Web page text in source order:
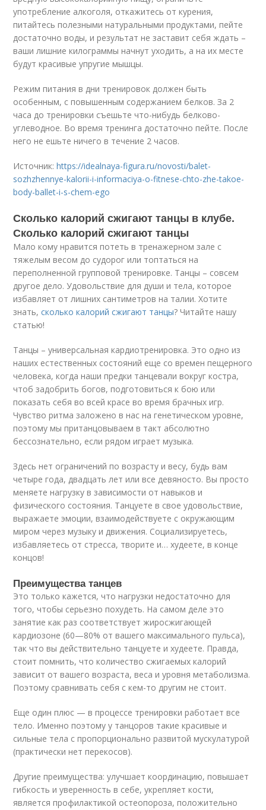
употребление алкоголя, откажитесь от курения,
питайтесь полезными натуральными продуктами, пейте
достаточно воды, и результат не заставит себя ждать –
ваши лишние килограммы начнут уходить, а на их месте
будут красивые упругие мышцы.
Режим питания в дни тренировок должен быть
особенным, с повышенным содержанием белков. За 2
часа до тренировки съешьте что-нибудь белково-
углеводное. Во время тренинга достаточно пейте. После
него не ешьте ничего в течение 2 часов.
Источник:https://idealnaya-figura.ru/novosti/balet-
sozhzhennye-kalorii-i-informaciya-o-fitnese-chto-zhe-takoe-
body-ballet-i-s-chem-ego
Сколько калорий сжигают танцы в клубе.
Сколько калорий сжигают танцы
Мало кому нравится потеть в тренажерном зале с
тяжелым весом до судорог или топтаться на
переполненной групповой тренировке. Танцы – совсем
другое дело. Удовольствие для души и тела, которое
избавляет от лишних сантиметров на талии. Хотите
знать,сколько калорий сжигают танцы? Читайте нашу
статью!
Танцы – универсальная кардиотренировка. Это одно из
наших естественных состояний еще со времен пещерного
человека, когда наши предки танцевали вокруг костра,
чтоб задобрить богов, подготовиться к бою или
показать себя во всей красе во время брачных игр.
Чувство ритма заложено в нас на генетическом уровне,
поэтому мы пританцовываем в такт абсолютно
бессознательно, если рядом играет музыка.
Здесь нет ограничений по возрасту и весу, будь вам
четыре года, двадцать лет или все девяносто. Вы просто
меняете нагрузку в зависимости от навыков и
физического состояния. Танцуете в свое удовольствие,
выражаете эмоции, взаимодействуете с окружающим
миром через музыку и движения. Социализируетесь,
избавляетесь от стресса, творите и… худеете, в конце
концов!
Преимущества танцев
Это только кажется, что нагрузки недостаточно для
того, чтобы серьезно похудеть. На самом деле это
занятие как раз соответствует жиросжигающей
кардиозоне (60—80% от вашего максимального пульса),
так что вы действительно танцуете и худеете. Правда,
стоит помнить, что количество сжигаемых калорий
зависит от вашего возраста, веса и уровня метаболизма.
Поэтому сравнивать себя с кем-то другим не стоит.
Еще один плюс — в процессе тренировки работает все
тело. Именно поэтому у танцоров такие красивые и
сильные тела с пропорционально развитой мускулатурой
(практически нет перекосов).
Другие преимущества: улучшает координацию, повышает
гибкость и уверенность в себе, укрепляет кости,
является профилактикой остеопороза, положительно